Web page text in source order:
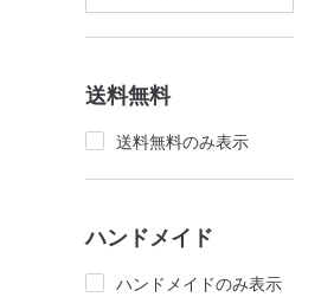
送料無料
送料無料のみ表示
ハンドメイド
ハンドメイドのみ表示